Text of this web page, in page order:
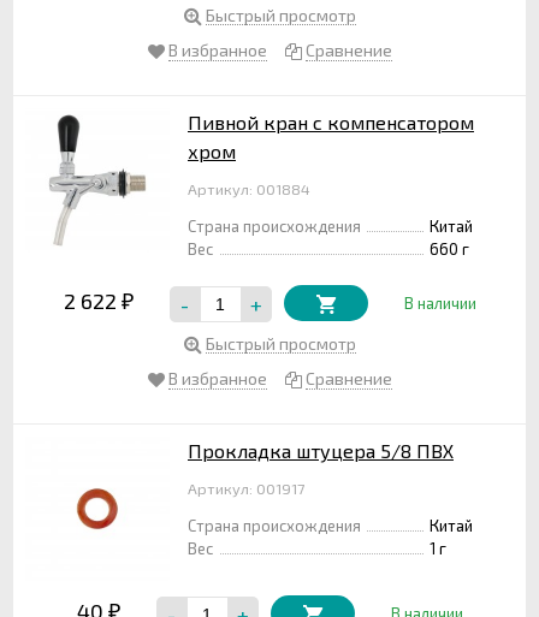
Быстрый просмотр
В избранное
Сравнение
Пивной кран с компенсатором
хром
Артикул: 001884
Страна происхождения
Китай
Вес
660 г
2 622 ₽ - + В наличии
Быстрый просмотр
В избранное
Сравнение
Прокладка штуцера 5/8 ПВХ
Артикул: 001917
Страна происхождения
Китай
Вес
1 г
40 ₽